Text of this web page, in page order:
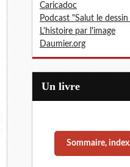
Caricadoc
Podcast "Salut le
L'histoire par l'image
Daumier.org
Un livre
Sommaire,